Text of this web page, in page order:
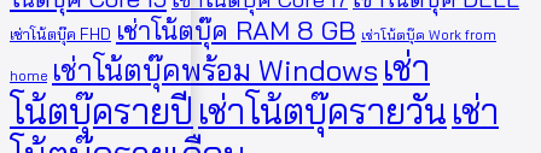
เช่าโน้ตบุ๊ค FHD เช่าโน้ตบุ๊ค RAM 8 GB เช่าโน้ตบุ๊ค Work from
home เช่าโน้ตบุ๊คพร้อม Windows เช่า
โน้ตบุ๊ครายปี เช่าโน้ตบุ๊ครายวันเช่า